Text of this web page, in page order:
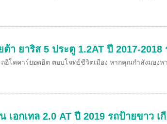
า ยาริส 5 ประตู 1.2AT ปี 2017-2018
ถอีโคคาร์ยอดฮิต ตอบโจทย์ชีวิตเมือง หากคุณกำลังมอ
อกเทล 2.0 AT ปี 2019 รถป้ายขาว เ